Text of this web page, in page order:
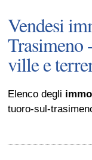
Vendesi
Trasimeno
ville e
Elenco degli
tuoro-sul-